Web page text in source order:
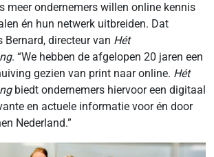
meer ondernemers willen online kennis
én hun netwerk uitbreiden. Dat
directeur van Hét
. “We hebben de afgelopen 20 jaren een
gezien van print naar online. Hét
biedt ondernemers hiervoor een digitaal
en actuele informatie voor én door
Nederland.”